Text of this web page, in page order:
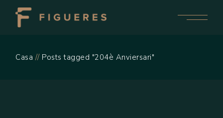
content
Casa Posts tagged "204è Anviersari"